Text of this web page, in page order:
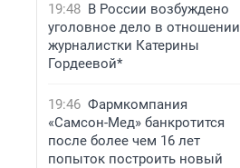
19:48 В России возбуждено
уголовное дело в отношении
журналистки Катерины
Гордеевой*
19:46 Фармкомпания
«Самсон-Мед» банкротится
после более чем 16 лет
попыток построить новый